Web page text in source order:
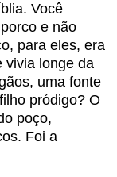
Você
e não
para eles, era
vivia longe da
uma fonte
pródigo? O
poço,
Foi a